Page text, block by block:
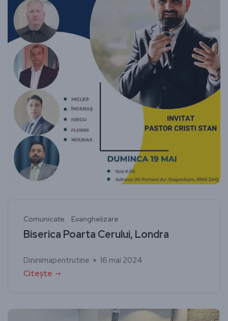
Comunicate Evanghelizare
Biserica Poarta Cerului, Londra
Dininimapentrutine 16 mai 2024
Citește